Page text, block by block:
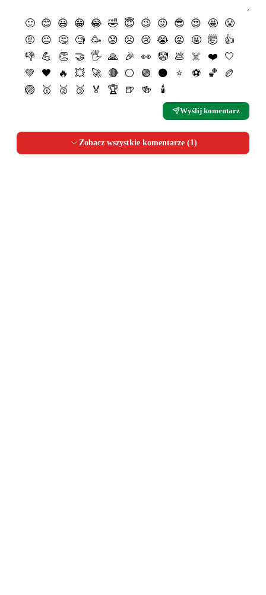
🙂 😊 😃 😁 😂 🤣 😇 😉 😜 😎 😍 🤩
😤
🤨
😐 🤔 🧐 🥳 😟 ☹️ 😢 😭 😡 🤬 🤯
👍
👎
💪 👏 🤝 🖐 🙏 🎉 👀 🤡 💩 ☠️ ❤️
🤍
💚
🖤 🔥 💥 🚀 🔴 ⚪️ 🟢 ⚫️ ⭐️ ⚽️ 🏀
🏉
🏐
🥇 🥈 🥉 🏅 🏆 🍺 🍻 🕯
Wyślij komentarz
Zobacz wszystkie komentarze (1 )